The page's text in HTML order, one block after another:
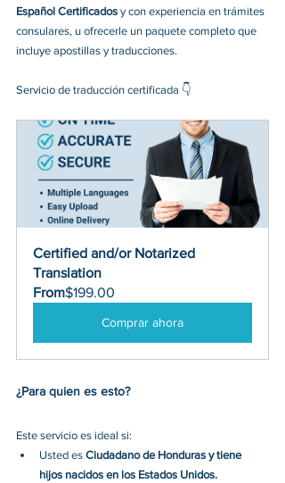
Español Certificados y con experiencia en trámites
consulares, u ofrecerle un paquete completo que
incluye apostillas y traducciones.
Servicio de traducción certificada 👇
Certified and/or Notarized
Translation
From$199.00
Comprar ahora
¿Para quien es esto?
Este servicio es ideal si:
Usted es Ciudadano de Honduras y tiene
hijos nacidos en los Estados Unidos.